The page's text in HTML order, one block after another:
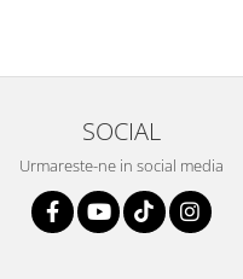
SOCIAL
Urmareste-ne in social media